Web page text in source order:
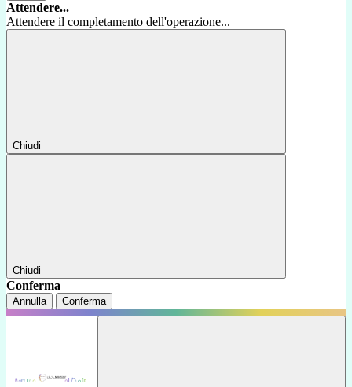
Attendere...
Attendere il completamento dell'operazione...
Chiudi
Chiudi
Conferma
Annulla Conferma